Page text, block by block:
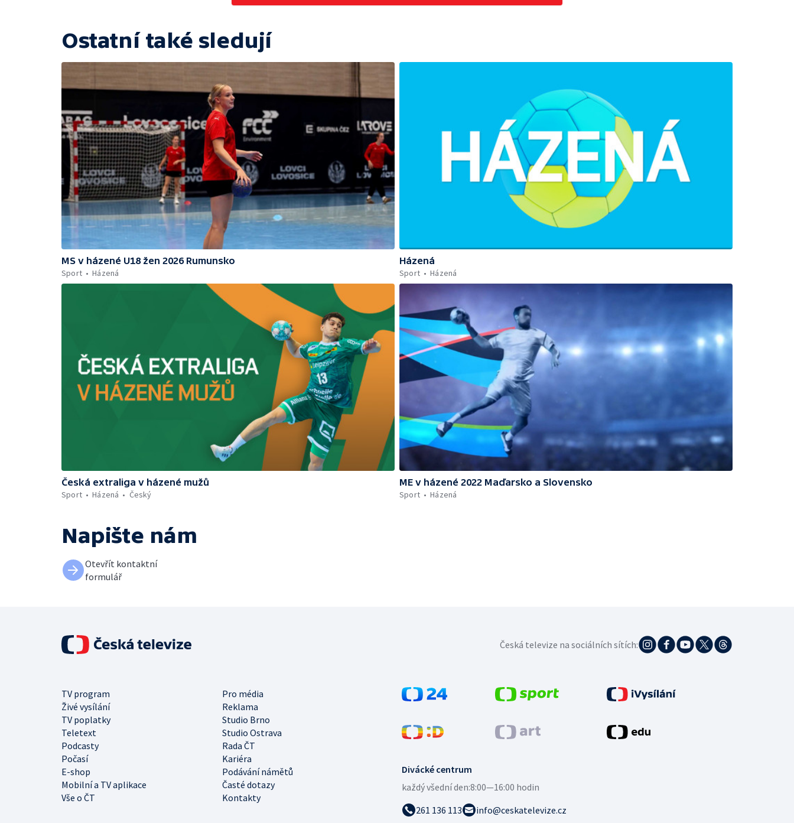
Ostatní také sledují
MS v házené U18 žen 2026 Rumunsko
Sport
Házená
Házená
Sport
Házená
Česká extraliga v házené mužů
Sport
Házená Český
ME v házené 2022 Maďarsko a Slovensko
Sport
Házená
Napište nám
Otevřít kontaktní
formulář
Divácké centrum
každý všední den:8:00—16:00 hodin
261 136 113
info@ceskatelevize.cz
TV program
Pro média
Živé vysílání
Reklama
TV poplatky
Studio Brno
Teletext
Studio Ostrava
Podcasty
Rada ČT
Počasí
Kariéra
E-shop
Podávání námětů
Mobilní a TV aplikace
Časté dotazy
Vše o ČT
Kontakty
Česká televize na sociálních sítích: